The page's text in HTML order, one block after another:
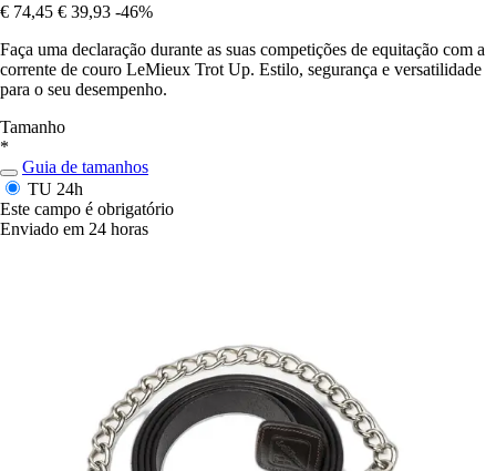
€ 74,45 € 39,93 -46%
Faça uma declaração durante as suas competições de equitação com a
corrente de couro LeMieux Trot Up. Estilo, segurança e versatilidade
para o seu desempenho.
Tamanho
*
Guia de tamanhos
TU 24h
Este campo é obrigatório
Enviado em 24 horas